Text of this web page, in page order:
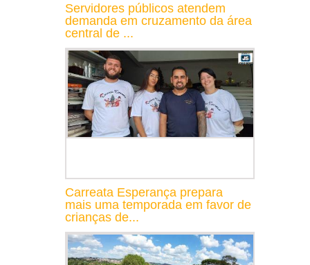
Servidores públicos atendem
demanda em cruzamento da área
central de ...
Carreata Esperança prepara
mais uma temporada em favor de
crianças de...